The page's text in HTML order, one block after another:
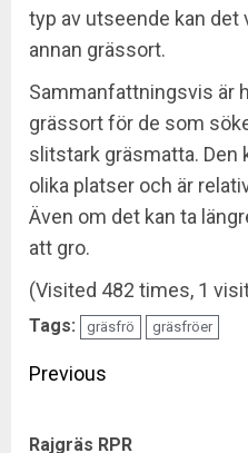
typ av utseende kan det
annan grässort.
Sammanfattningsvis är
grässort för de som
slitstark gräsmatta. Den
olika platser och är
Även om det kan ta
att gro.
(Visited 482 times, 1
Tags: gräsfrö gräsfröer
Continue
Previous
Rajgräs RPR